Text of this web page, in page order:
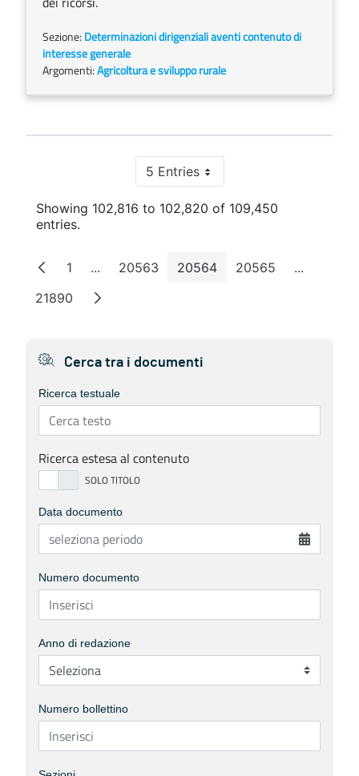
Sezione: Determinazioni dirigenziali aventi contenuto di
interesse generale
Argomenti:Agricoltura e sviluppo rurale
5 EntriesPer Page
Showing 102,816 to 102,820 of 109,450
entries.
Page
1 ...Intermediate Pages
Page
20563 Page
20564 Page
20565 ...
Page
21890
Cerca tra i documenti
Ricerca testuale
Ricerca estesa al contenuto
Data documento
Numero documento
Anno di redazione
Numero bollettino